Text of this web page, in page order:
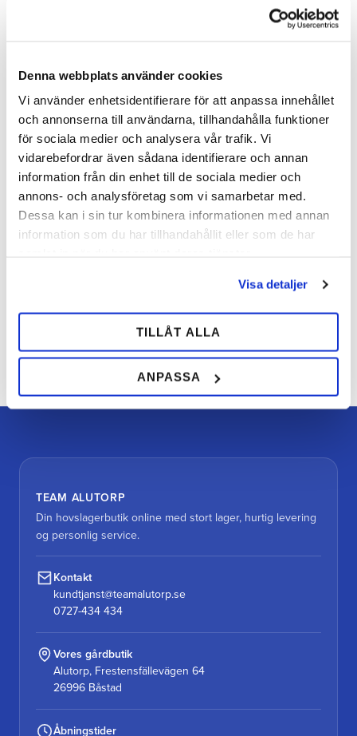
Denna webbplats använder cookies
Vi använder enhetsidentifierare för att anpassa innehållet
och annonserna till användarna, tillhandahålla funktioner
för sociala medier och analysera vår trafik. Vi
vidarebefordrar även sådana identifierare och annan
information från din enhet till de sociala medier och
annons- och analysföretag som vi samarbetar med.
Dessa kan i sin tur kombinera informationen med annan
information som du har tillhandahållit eller som de har
Visa detaljer
TILLÅT ALLA
ANPASSA
INFO
Del
Bedømmelser
Dig
Bliv den første, der giver en bedømmelse.
TEAM ALUTORP
Din hovslagerbutik online med stort lager, hurtig levering
og personlig service.
Kontakt
kundtjanst@teamalutorp.se
0727-434 434
Vores gårdbutik
Alutorp, Frestensfällevägen 64
26996 Båstad
Åbningstider